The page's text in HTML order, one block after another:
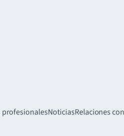
profesionalesNoticiasRelaciones